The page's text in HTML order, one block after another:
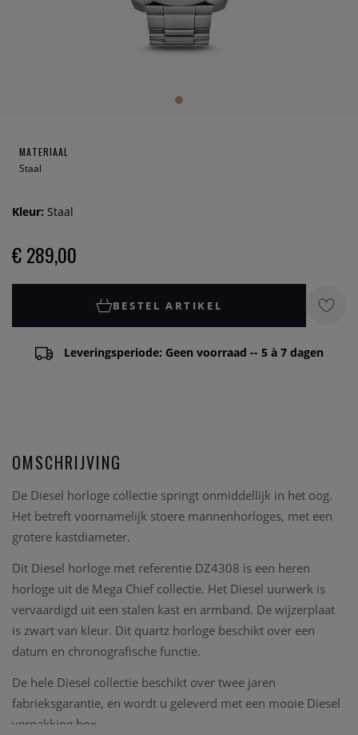
MATERIAAL
Staal
Kleur: Staal
€ 289,00
BESTEL ARTIKEL
Leveringsperiode: Geen voorraad -- 5 à 7 dagen
OMSCHRIJVING
De Diesel horloge collectie springt onmiddellijk in het oog.
Het betreft voornamelijk stoere mannenhorloges, met een
grotere kastdiameter.
Dit Diesel horloge met referentie DZ4308 is een heren
horloge uit de Mega Chief collectie. Het Diesel uurwerk is
vervaardigd uit een stalen kast en armband. De wijzerplaat
is zwart van kleur. Dit quartz horloge beschikt over een
datum en chronografische functie.
De hele Diesel collectie beschikt over twee jaren
fabrieksgarantie, en wordt u geleverd met een mooie Diesel
verpakking box.